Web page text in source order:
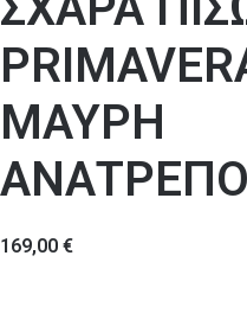
ΜΑΥΡΗ
169,00 €